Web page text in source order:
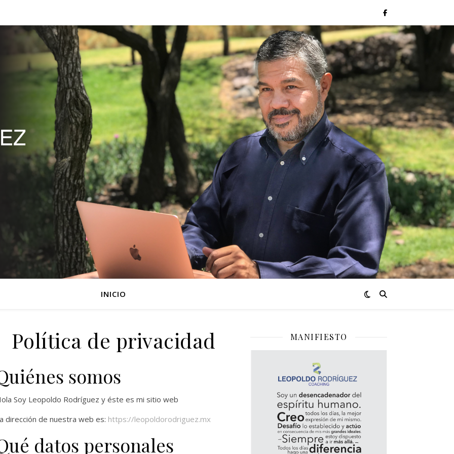
INICIO
Política de privacidad
somos
Soy Leopoldo Rodríguez y éste es mi sitio web
dirección de nuestra web es: https://leopoldorodriguez.mx
datos personales
MANIFIESTO